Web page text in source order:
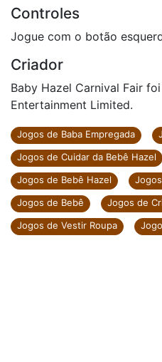
Controles
Jogue com o botão
Criador
Baby Hazel Carnival Fair
Entertainment Limited.
Jogos de Baba Empregada
Jogos de Cuidar da Bebê Hazel
Jogos de Bebê Hazel
Jogos de Bebê
Jogos de
Jogos de Vestir Roupa